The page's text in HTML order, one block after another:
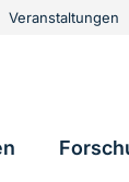
Veranstaltungen